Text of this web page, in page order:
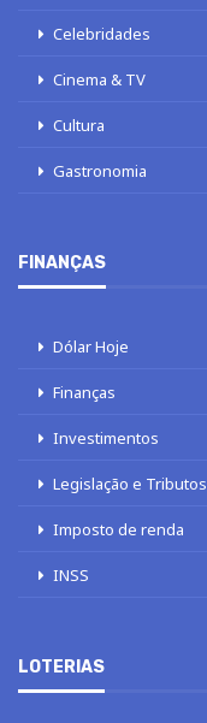
Celebridades
Cinema & TV
Cultura
Gastronomia
FINANÇAS
Dólar Hoje
Finanças
Investimentos
Legislação e Tributos
Imposto de renda
INSS
LOTERIAS